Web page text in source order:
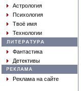
Астрология
Психология
Твоё имя
Технологии
Фантастика
Детективы
Реклама на сайте